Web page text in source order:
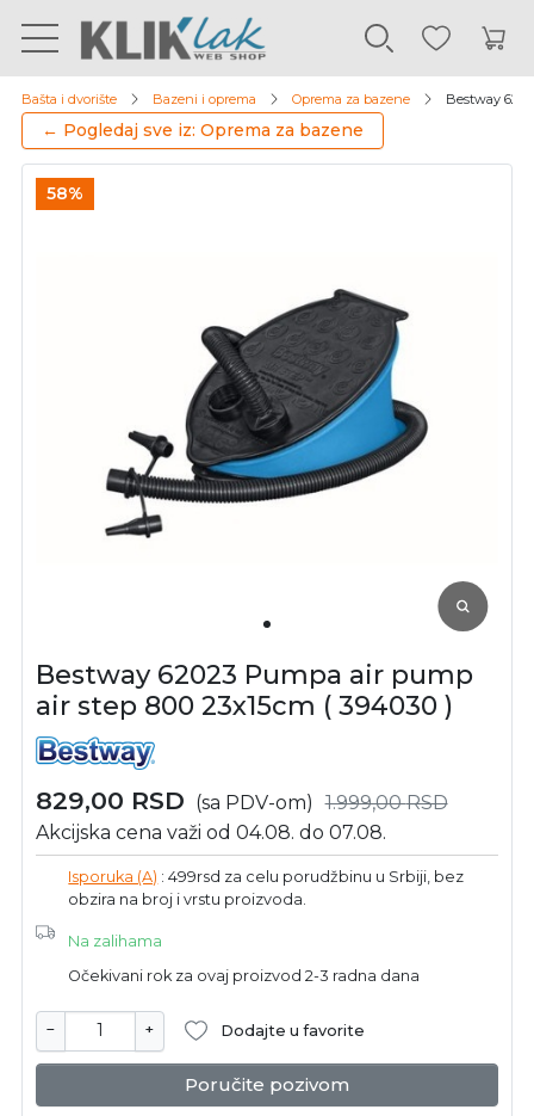
Bašta i dvorište Bazeni i oprema Oprema za bazene Bestway
← Pogledaj sve iz: Oprema za bazene
58%
Bestway 62023 Pumpa air pump
air step 800 23x15cm ( 394030 )
829,00 RSD (sa PDV-om) 1.999,00RSD
Akcijska cena važi od 04.08. do 07.08.
Isporuka (A) : 499rsd za celu porudžbinu u Srbiji, bez
obzira na broj i vrstu proizvoda.
Na zalihama
Očekivani rok za ovaj proizvod 2-3 radna dana
− + Dodajte u favorite
Poručite pozivom